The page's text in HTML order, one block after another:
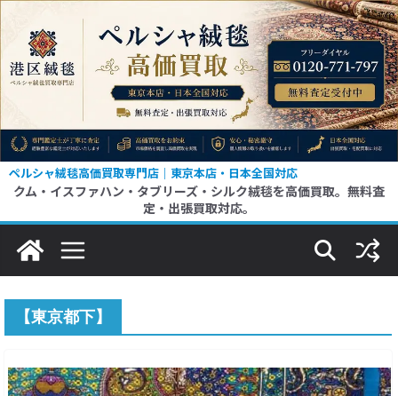
テ
へ
ス
ッ
ペルシャ絨毯高価買取専門店｜東京本店・日本全国対応
クム・イスファハン・タブリーズ・シルク絨毯を高価買取。無料査
定・出張買取対応。
【東京都下】